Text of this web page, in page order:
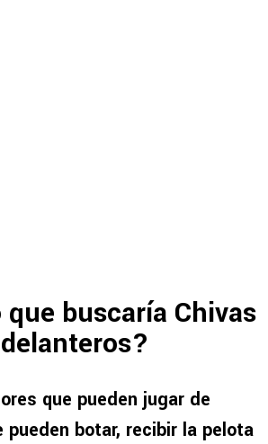
que buscaría Chivas
que pueden jugar de
pueden botar, recibir la pelota